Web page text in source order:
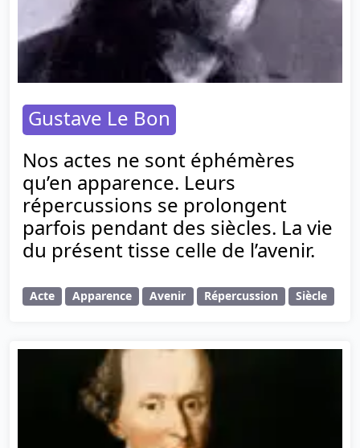
Gustave Le Bon
Nos actes ne sont éphémères
qu’en apparence. Leurs
répercussions se prolongent
parfois pendant des siècles. La vie
du présent tisse celle de l’avenir.
Acte Apparence Avenir Répercussion Siècle